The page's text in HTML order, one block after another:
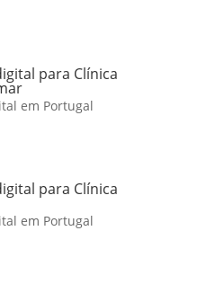
para Clínica
em Portugal
para Clínica
em Portugal